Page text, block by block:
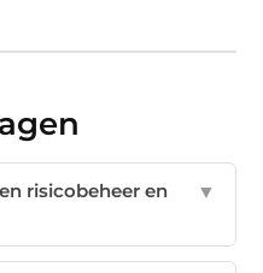
risicobeheer en
▼